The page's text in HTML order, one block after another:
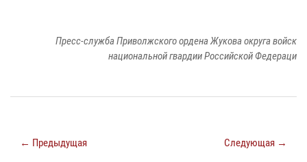
Пресс-служба Приволжского ордена Жукова округа войск
национальной гвардии Российской Федераци
← Предыдущая Следующая →